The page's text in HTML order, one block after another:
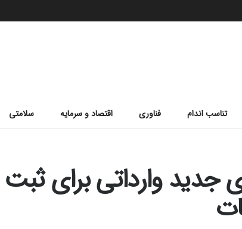
تناسب اندام فناوری اقتصاد و سرمایه سلامتی
خودروی جدید وارداتی برای